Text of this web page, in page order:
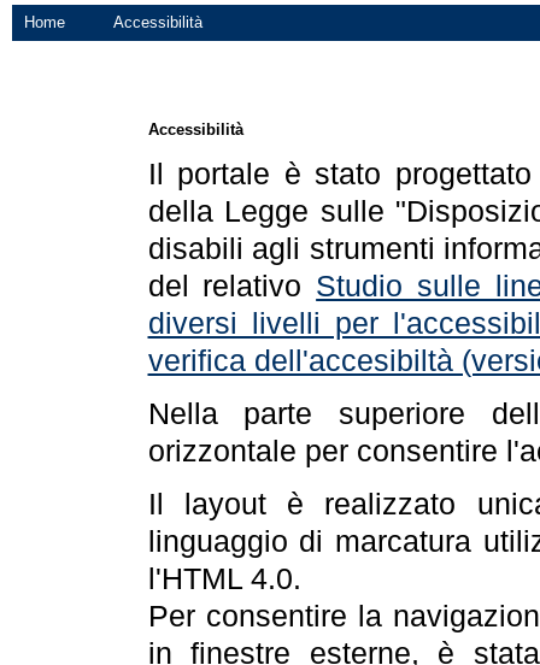
Home Accessibilità
Accessibilità
Il portale è stato
della Legge sulle
disabili agli strumenti
del relativo Studio sulle
diversi livelli per
verifica dell'accesibiltà
Nella parte superiore
orizzontale per consentire
Il layout è realizzato
linguaggio di marcatura
l'HTML 4.0.
Per consentire la
in finestre esterne, è